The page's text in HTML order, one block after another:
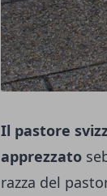
Il pastore
apprezzato
razza del